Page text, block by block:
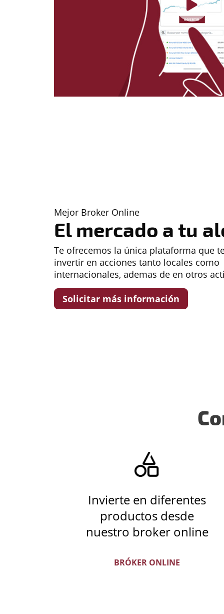
Mejor Broker Online
El mercado a tu
Te ofrecemos la única plataforma que
invertir en acciones tanto locales como
internacionales, ademas de en otros
Solicitar más información
Invierte en diferentes
productos desde
nuestro broker online
BRÓKER ONLINE